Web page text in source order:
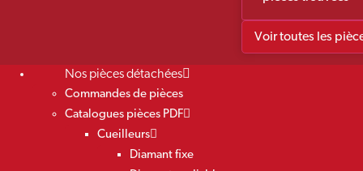
Voir toutes les
Nos pièces détachées
Commandes de pièces
Catalogues pièces PDF
Cueilleurs
Diamant fixe